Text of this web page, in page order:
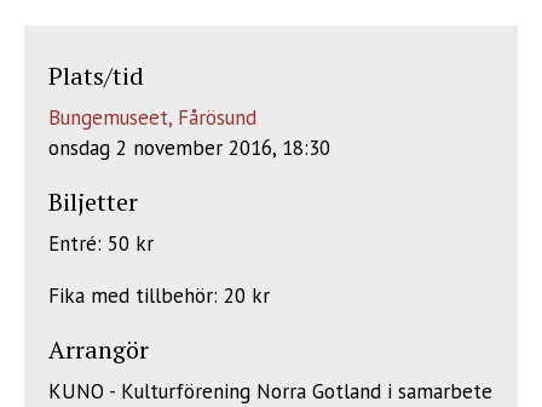
Plats/tid
Bungemuseet, Fårösund
onsdag 2 november 2016, 18:30
Biljetter
Entré: 50 kr
Fika med tillbehör: 20 kr
Arrangör
KUNO - Kulturförening Norra Gotland i samarbete